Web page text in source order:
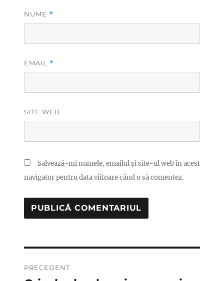
NUME *
EMAIL *
SITE WEB
Salvează-mi numele, emailul și site-ul web în acest
navigator pentru data viitoare când o să comentez.
PRECEDENT